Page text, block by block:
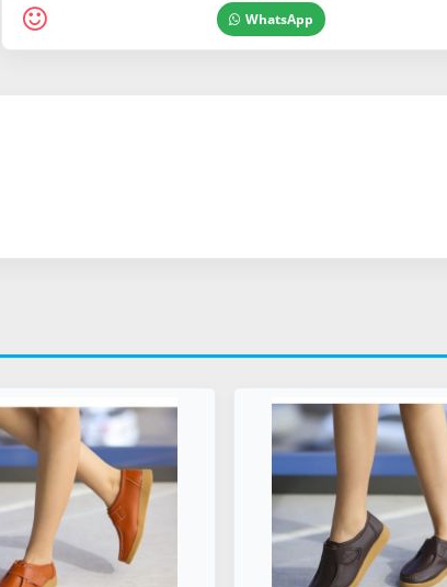
WhatsApp